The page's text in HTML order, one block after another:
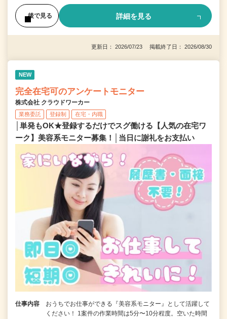
後で見る 詳細を見る
更新日： 2026/07/23 掲載終了日： 2026/08/30
NEW
完全在宅可のアンケートモニター
株式会社 クラウドワーカー
業務委託 登録制 在宅・内職
│単発もOK★登録するだけでスグ働ける【人気の在宅ワ
ーク】美容系モニター募集！│当日に謝礼をお支払い
仕事内容
おうちでお仕事ができる『美容系モニター』として活躍して
ください！ 1案件の作業時間は5分〜10分程度。空いた時間